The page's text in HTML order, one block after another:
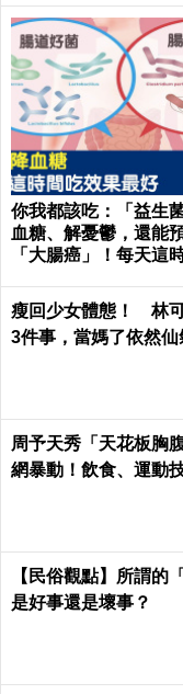
你我都該吃：「益生
血糖、解憂鬱，還能
「大腸癌」！每天這
瘦回少女體態！ 林
3件事，當媽了依然仙
周予天秀「天花板胸
網暴動！飲食、運動
【民俗觀點】所謂的
是好事還是壞事？